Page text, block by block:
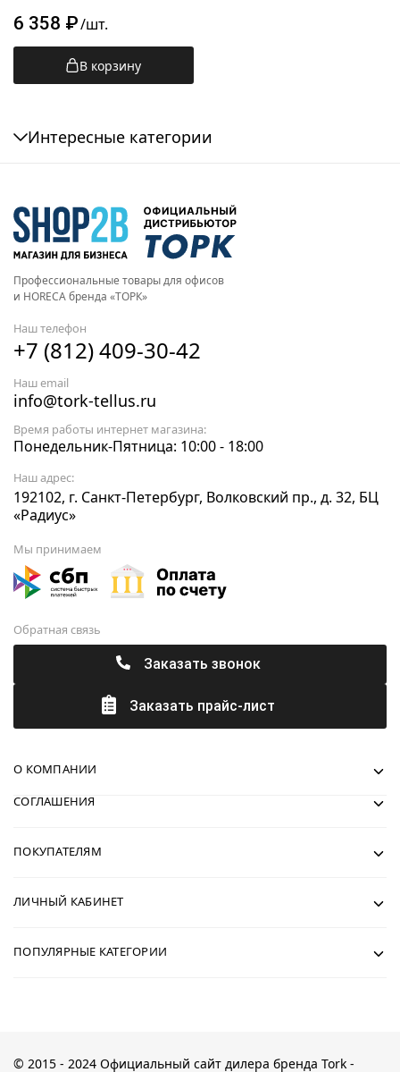
6 358 ₽/шт.
В корзину
Интересные категории
Профессиональные товары для офисов
и HORECA бренда «ТОРК»
Наш телефон
+7 (812) 409-30-42
Наш email
info@tork-tellus.ru
Время работы интернет магазина:
Понедельник-Пятница: 10:00 - 18:00
Наш адрес:
192102, г. Санкт-Петербург, Волковский пр., д. 32, БЦ
«Радиус»
Мы принимаем
Обратная связь
Заказать звонок
Заказать прайс-лист
О КОМПАНИИ
СОГЛАШЕНИЯ
ПОКУПАТЕЛЯМ
ЛИЧНЫЙ КАБИНЕТ
ПОПУЛЯРНЫЕ КАТЕГОРИИ
© 2015 - 2024 Официальный сайт дилера бренда Tork -